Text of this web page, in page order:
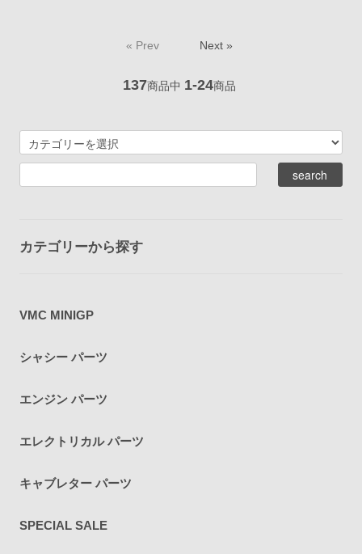
« Prev Next »
137商品中 1-24商品
カテゴリーから探す
VMC MINIGP
シャシー パーツ
エンジン パーツ
エレクトリカル パーツ
キャブレター パーツ
SPECIAL SALE